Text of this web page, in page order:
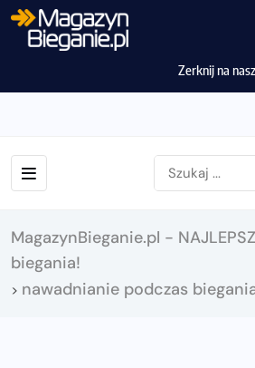
Zerknij na
MagazynBieganie.pl -
biegania!
> nawadnianie podczas